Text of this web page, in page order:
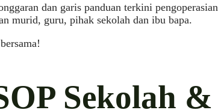
dan garis panduan terkini pengoperasian
murid, guru, pihak sekolah dan ibu bapa.
Sekolah &